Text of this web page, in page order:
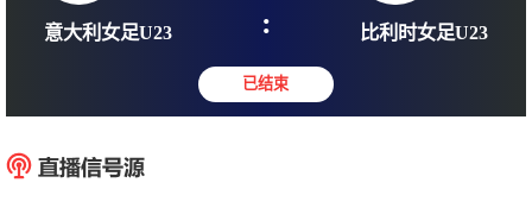
意大利女足U23
2025-12-01 21:30:00
: 比利时